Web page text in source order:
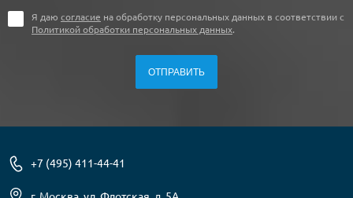
Я даю согласие на обработку персональных данных в соответствии с
Политикой обработки персональных данных.
+7 (495) 411-44-41